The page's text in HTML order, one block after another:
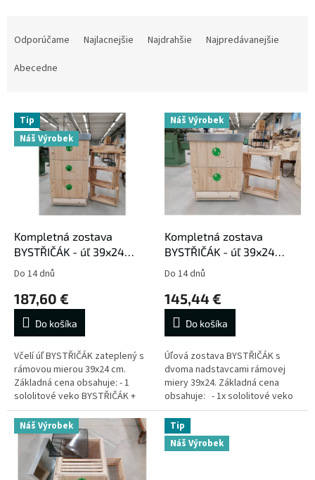
p
Odporúčame Najlacnejšie Najdrahšie
Najpredávanejšie
Abecedne
V
p
Tip
Náš Výrobek
Kompletná zostava
BYSTŘIČÁK - úľ 39x24
zateplený 3 cm / 3
príslušenstvo
Do 14 dnů
187,60 €
Do košíka
Včelí úľ BYSTŘIČÁK zateplený s
rámovou mierou 39x24 cm.
Základná cena obsahuje: - 1
sololitové veko BYSTŘIČÁK +
plechové veko - 3 zateplené
nadstavky BYSTŘIČÁK - 3 cm...
Náš Výrobek
Kompletná zostava
BYSTŘIČÁK - úľ 39x24
zateplenie 3cm / 2
príslušenstvo
Do 14 dnů
145,44 €
Do košíka
Úľová zostava BYSTŘIČÁK s
dvoma nadstavcami rámovej
miery 39x24. Základná cena
obsahuje: - 1x sololitové veko
BYSTŘIČÁK + plechové veko - 2x
zateplené...
Náš Výrobek
Tip
Náš Výrobek